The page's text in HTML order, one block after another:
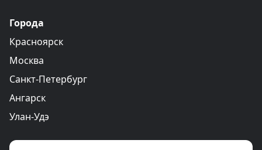
Города
Красноярск
Москва
Санкт-Петербург
Ангарск
Улан-Удэ